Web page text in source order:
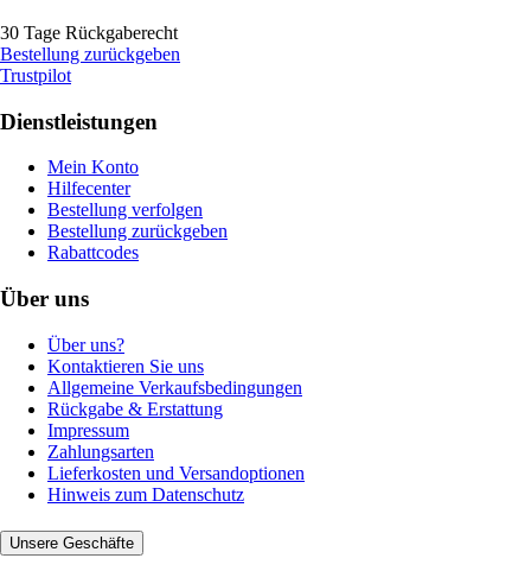
30 Tage Rückgaberecht
Bestellung zurückgeben
Trustpilot
Dienstleistungen
Mein Konto
Hilfecenter
Bestellung verfolgen
Bestellung zurückgeben
Rabattcodes
Über uns
Über uns?
Kontaktieren Sie uns
Allgemeine Verkaufsbedingungen
Rückgabe & Erstattung
Impressum
Zahlungsarten
Lieferkosten und Versandoptionen
Hinweis zum Datenschutz
Unsere Geschäfte